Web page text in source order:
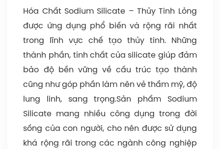
Hóa Chất Sodium Silicate – Thủy Tinh Lỏng
được ứng dụng phổ biến và rộng rãi nhất
trong lĩnh vực chế tạo thủy tinh. Những
thành phần, tính chất của silicate giúp đảm
bảo độ bền vững về cấu trúc tạo thành
cũng như góp phần làm nên vẻ thẩm mỹ, độ
lung linh, sang trọng.Sản phẩm Sodium
Silicate mang nhiều công dụng trong đời
sống của con người, cho nên được sử dụng
khá rộng rãi trong các ngành công nghiệp